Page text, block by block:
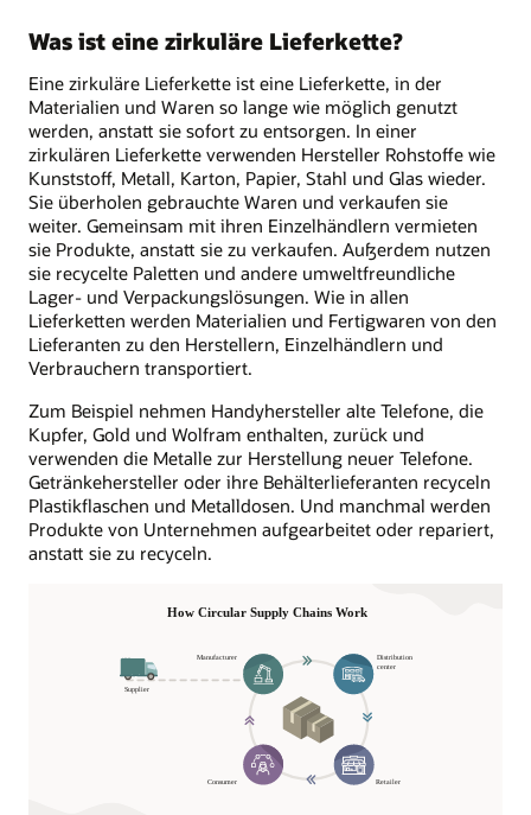
Was ist eine zirkuläre Lieferkette?
Eine zirkuläre Lieferkette ist eine Lieferkette, in der
Materialien und Waren so lange wie möglich genutzt
werden, anstatt sie sofort zu entsorgen. In einer
zirkulären Lieferkette verwenden Hersteller Rohstoffe wie
Kunststoff, Metall, Karton, Papier, Stahl und Glas wieder.
Sie überholen gebrauchte Waren und verkaufen sie
weiter. Gemeinsam mit ihren Einzelhändlern vermieten
sie Produkte, anstatt sie zu verkaufen. Außerdem nutzen
sie recycelte Paletten und andere umweltfreundliche
Lager- und Verpackungslösungen. Wie in allen
Lieferketten werden Materialien und Fertigwaren von den
Lieferanten zu den Herstellern, Einzelhändlern und
Verbrauchern transportiert.
Zum Beispiel nehmen Handyhersteller alte Telefone, die
Kupfer, Gold und Wolfram enthalten, zurück und
verwenden die Metalle zur Herstellung neuer Telefone.
Getränkehersteller oder ihre Behälterlieferanten recyceln
Plastikflaschen und Metalldosen. Und manchmal werden
Produkte von Unternehmen aufgearbeitet oder repariert,
anstatt sie zu recyceln.